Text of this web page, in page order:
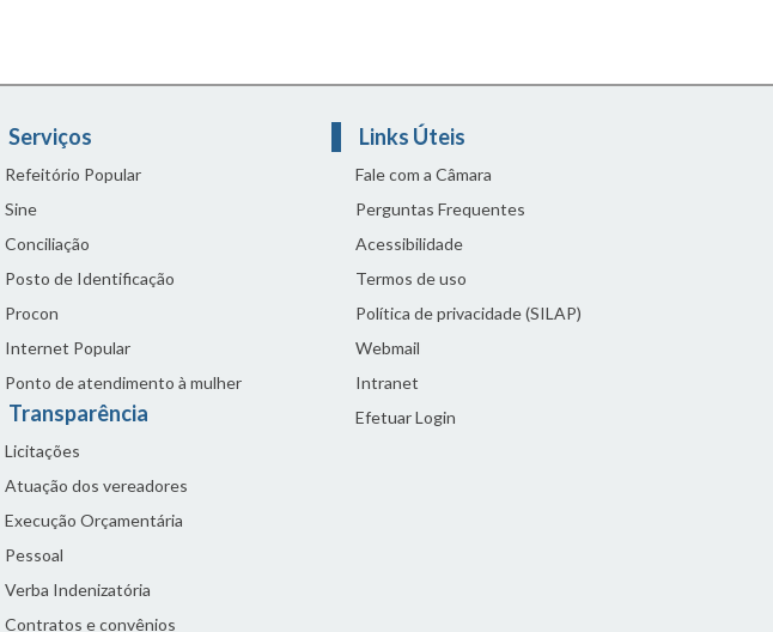
Serviços
Refeitório Popular
Sine
Conciliação
Posto de Identificação
Procon
Internet Popular
Ponto de atendimento à mulher
Transparência
Licitações
Atuação dos vereadores
Execução Orçamentária
Pessoal
Verba Indenizatória
Contratos e convênios
Links Úteis
Fale com a Câmara
Perguntas Frequentes
Acessibilidade
Termos de uso
Política de privacidade (SILAP)
Webmail
Intranet
Efetuar Login